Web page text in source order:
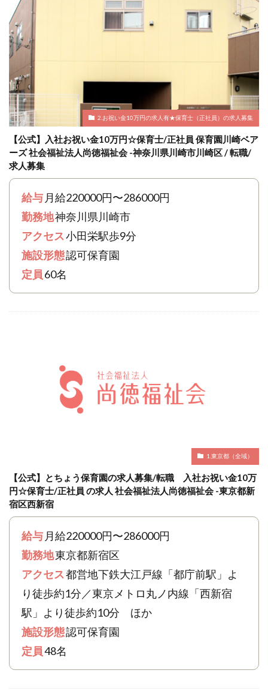
2.お祝い金10万円の求人有★保育士（正社員）の求人募集
【公式】入社お祝い金10万円☆保育士/正社員 保育園川崎ベア
ーズ 社会福祉法人尚徳福祉会 -神奈川県川崎市川崎区 / 転職/
求人募集
給与 月給220000円〜286000円
勤務地神奈川県川崎市
アクセス小田栄駅歩9分
施設形態認可保育園
定員 60名
1.東京都（全域）
【公式】とちょう保育園の求人募集/転職 入社お祝い金10万
円☆保育士/正社員 の求人 社会福祉法人尚徳福祉会 -東京都新
宿区西新宿
給与 月給220000円〜286000円
勤務地東京都新宿区
アクセス都営地下鉄大江戸線「都庁前駅」よ
り徒歩約1分／東京メトロ丸ノ内線「西新宿
駅」より徒歩約10分 ほか
施設形態認可保育園
定員48名